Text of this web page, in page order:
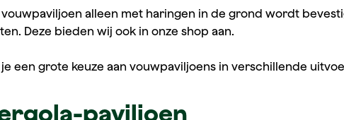
alleen met haringen in de grond wordt
Deze bieden wij ook in onze shop aan.
je een grote keuze aan vouwpaviljoens in verschillende
paviljoen